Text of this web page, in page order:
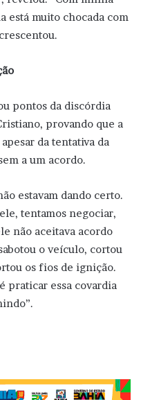
está muito chocada com
pontos da discórdia
provando que a
da tentativa da
a um acordo.
estavam dando certo.
tentamos negociar,
não aceitava acordo
o veículo, cortou
os fios de ignição.
praticar essa covardia